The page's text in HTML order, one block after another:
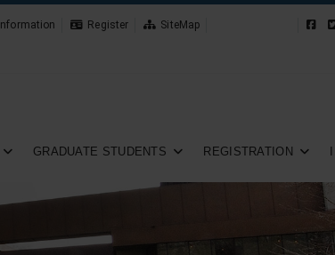
Information Register SiteMap
GRADUATE STUDENTS REGISTRATION